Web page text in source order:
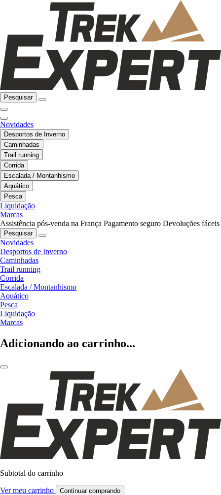
Pesquisar
Novidades
Desportos de Inverno
Caminhadas
Trail running
Corrida
Escalada / Montanhismo
Aquático
Pesca
Liquidação
Marcas
Assistência pós-venda na França Pagamento seguro Devoluções fáceis
Pesquisar
Novidades
Desportos de Inverno
Caminhadas
Trail running
Corrida
Escalada / Montanhismo
Aquático
Pesca
Liquidação
Marcas
Adicionando ao carrinho...
Subtotal do carrinho
Ver meu carrinho Continuar comprando